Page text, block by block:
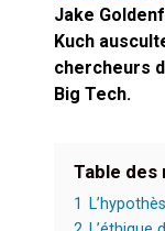
Jake
Kuch
chercheurs
Big Tech.
Table des
1